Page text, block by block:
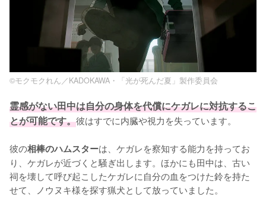
©モクモクれん／KADOKAWA・「光が死んだ夏」製作委員会
霊感がない田中は自分の身体を代償にケガレに対抗するこ
とが可能です。彼はすでに内臓や視力を失っています。
彼の相棒のハムスターは、ケガレを察知する能力を持ってお
り、ケガレが近づくと騒ぎ出します。ほかにも田中は、古い
祠を壊して呼び起こしたケガレに自分の血をつけた鈴を持た
せて、ノウヌキ様を探す猟犬として放っていました。